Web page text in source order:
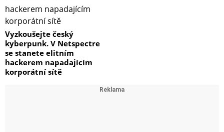
Vyzkoušejte český
kyberpunk. V Netspectre
se stanete elitním
hackerem napadajícím
korporátní sítě